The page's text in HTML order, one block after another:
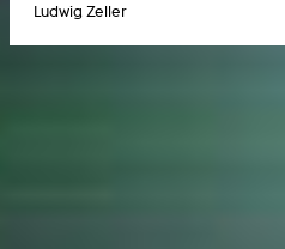
Ludwig Zeller